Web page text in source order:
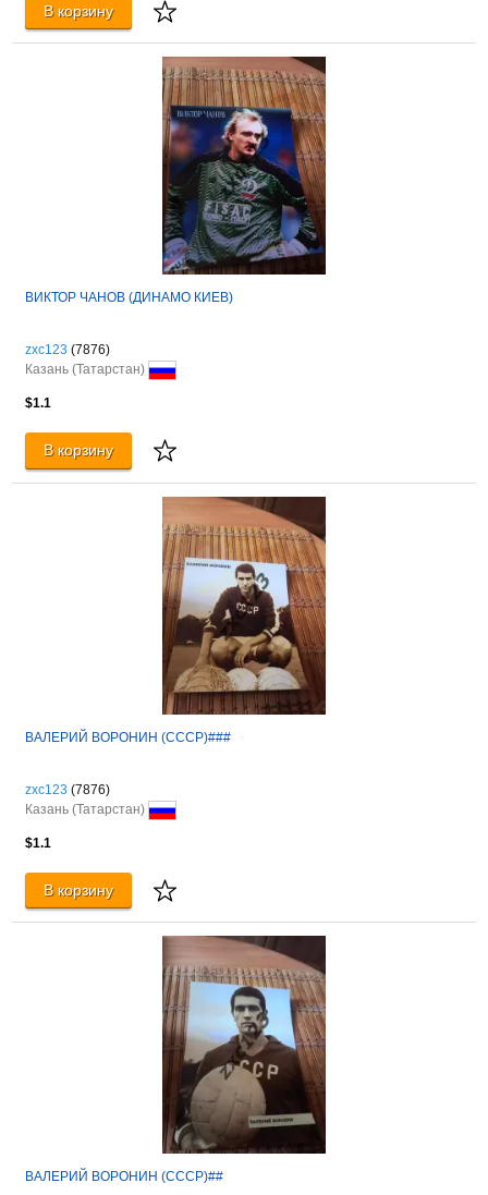
В корзину
ВИКТОР ЧАНОВ (ДИНАМО КИЕВ)
zxc123 (7876)
Казань (Татарстан)
$1.1
В корзину
ВАЛЕРИЙ ВОРОНИН (СССР)###
zxc123 (7876)
Казань (Татарстан)
$1.1
В корзину
ВАЛЕРИЙ ВОРОНИН (СССР)##